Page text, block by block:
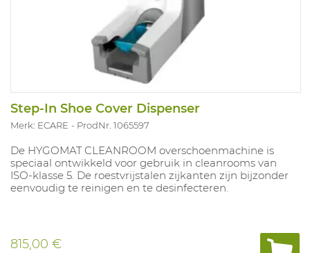
Step-In Shoe Cover Dispenser
Merk: ECARE ProdNr. 1065597
De HYGOMAT CLEANROOM overschoenmachine is
speciaal ontwikkeld voor gebruik in cleanrooms van
ISO-klasse 5. De roestvrijstalen zijkanten zijn bijzonder
eenvoudig te reinigen en te desinfecteren.
815,00 €